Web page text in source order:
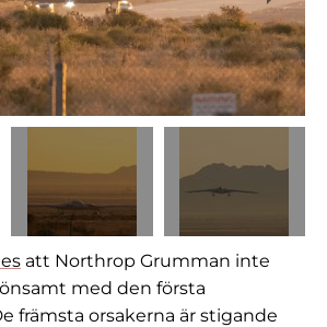
att Northrop Grumman inte
med den första
främsta orsakerna är stigande